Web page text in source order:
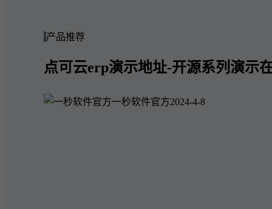
产品推荐
点可云erp演示地址-开源系列演示
一秒软件官方2024-4-8